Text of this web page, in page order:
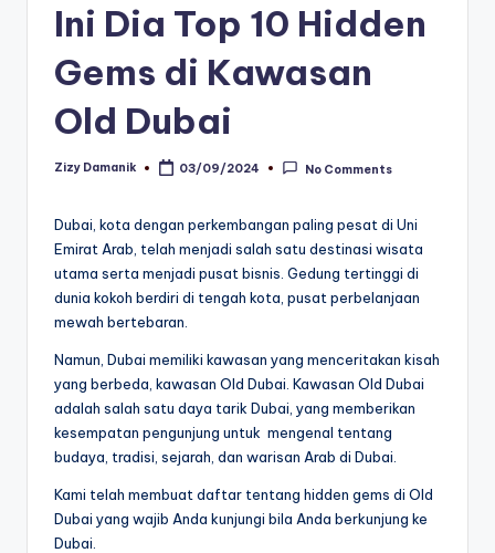
Ini Dia Top 10 Hidden
Gems di Kawasan
Old Dubai
Posted
Zizy Damanik 03/09/2024 No Comments
Dubai, kota dengan perkembangan paling pesat di Uni
Emirat Arab, telah menjadi salah satu destinasi wisata
utama serta menjadi pusat bisnis. Gedung tertinggi di
dunia kokoh berdiri di tengah kota, pusat perbelanjaan
mewah bertebaran.
Namun, Dubai memiliki kawasan yang menceritakan kisah
yang berbeda, kawasan Old Dubai. Kawasan Old Dubai
adalah salah satu daya tarik Dubai, yang memberikan
kesempatan pengunjung untuk mengenal tentang
budaya, tradisi, sejarah, dan warisan Arab di Dubai.
Kami telah membuat daftar tentang hidden gems di Old
Dubai yang wajib Anda kunjungi bila Anda berkunjung ke
Dubai.